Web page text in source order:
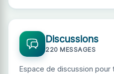
Discussions
220 MESSAGES
Espace de discussion